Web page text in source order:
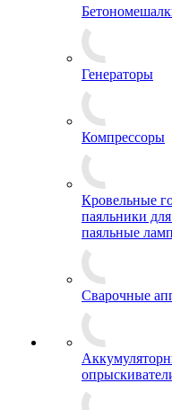
Генераторы
Компрессоры
Кровельные
паяльники
паяльные
Сварочные